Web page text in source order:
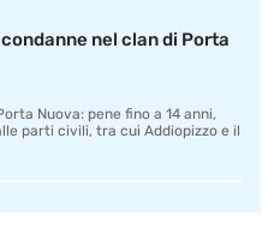
nel clan di Porta
Nuova: pene fino a 14 anni,
parti civili, tra cui Addiopizzo e il